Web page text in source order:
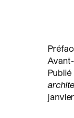
Publié